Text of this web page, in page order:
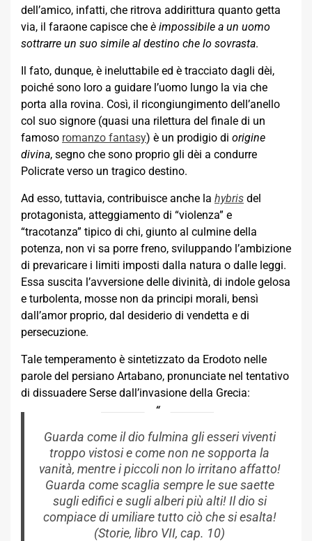
dell’amico, infatti, che ritrova addirittura quanto getta
via, il faraone capisce che è impossibile a un uomo
sottrarre un suo simile al destino che lo sovrasta.
Il fato, dunque, è ineluttabile ed è tracciato dagli dèi,
poiché sono loro a guidare l’uomo lungo la via che
porta alla rovina. Così, il ricongiungimento dell’anello
col suo signore (quasi una rilettura del finale di un
famoso romanzo fantasy) è un prodigio di origine
divina, segno che sono proprio gli dèi a condurre
Policrate verso un tragico destino.
Ad esso, tuttavia, contribuisce anche la hybris del
protagonista, atteggiamento di “violenza” e
“tracotanza” tipico di chi, giunto al culmine della
potenza, non vi sa porre freno, sviluppando l’ambizione
di prevaricare i limiti imposti dalla natura o dalle leggi.
Essa suscita l’avversione delle divinità, di indole gelosa
e turbolenta, mosse non da principi morali, bensì
dall’amor proprio, dal desiderio di vendetta e di
persecuzione.
Tale temperamento è sintetizzato da Erodoto nelle
parole del persiano Artabano, pronunciate nel tentativo
di dissuadere Serse dall’invasione della Grecia:
Guarda come il dio fulmina gli esseri viventi
troppo vistosi e come non ne sopporta la
vanità, mentre i piccoli non lo irritano affatto!
Guarda come scaglia sempre le sue saette
sugli edifici e sugli alberi più alti! Il dio si
compiace di umiliare tutto ciò che si esalta!
(Storie, libro VII, cap. 10)